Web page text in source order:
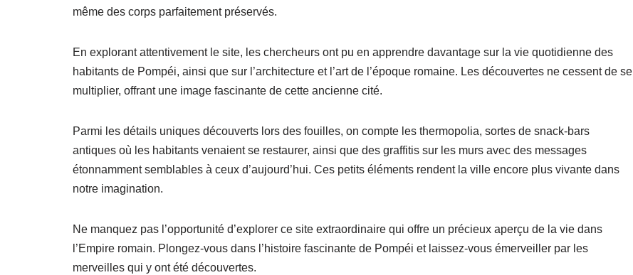
même des corps parfaitement préservés.
En explorant attentivement le site, les chercheurs ont pu en apprendre davantage sur la vie quotidienne des
habitants de Pompéi, ainsi que sur l’architecture et l’art de l’époque romaine. Les découvertes ne cessent de se
multiplier, offrant une image fascinante de cette ancienne cité.
Parmi les détails uniques découverts lors des fouilles, on compte les thermopolia, sortes de snack-bars
antiques où les habitants venaient se restaurer, ainsi que des graffitis sur les murs avec des messages
étonnamment semblables à ceux d’aujourd’hui. Ces petits éléments rendent la ville encore plus vivante dans
notre imagination.
Ne manquez pas l’opportunité d’explorer ce site extraordinaire qui offre un précieux aperçu de la vie dans
l’Empire romain. Plongez-vous dans l’histoire fascinante de Pompéi et laissez-vous émerveiller par les
merveilles qui y ont été découvertes.